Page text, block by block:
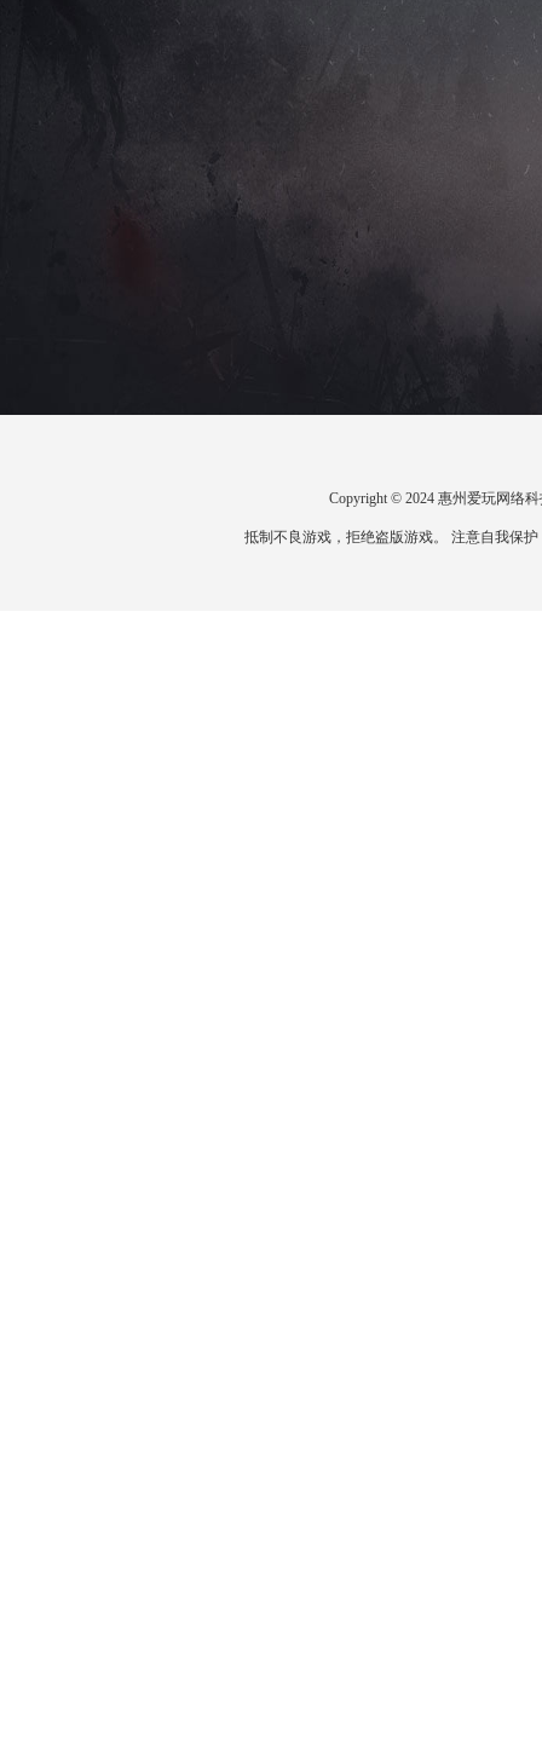
Copyright © 2024 惠州爱玩网络
抵制不良游戏，拒绝盗版游戏。 注意自我保